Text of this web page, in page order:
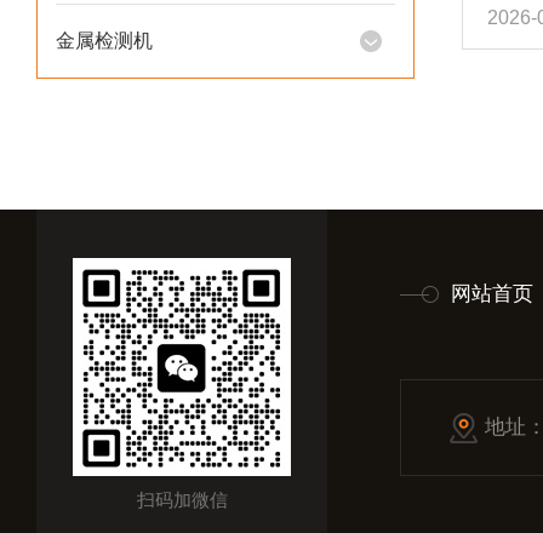
金属检测机
了产
品质
耗时...
2026-
扫码加微信
网站首页
地址